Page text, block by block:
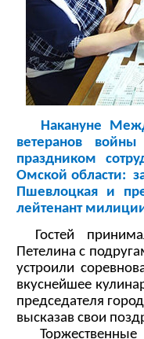
Накануне
ветеранов
праздником
Омской области:
Пшевлоцкая и
лейтенант
Гостей
Петелина с
устроили
вкуснейшее
председателя
высказав свои